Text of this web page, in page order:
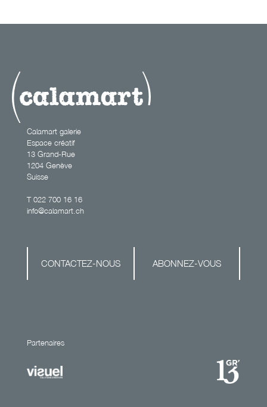
Calamart galerie
Espace créatif
13 Grand-Rue
1204 Genève
Suisse
T 022 700 16 16
info@calamart.ch
CONTACTEZ-NOUS ABONNEZ-VOUS
Partenaires